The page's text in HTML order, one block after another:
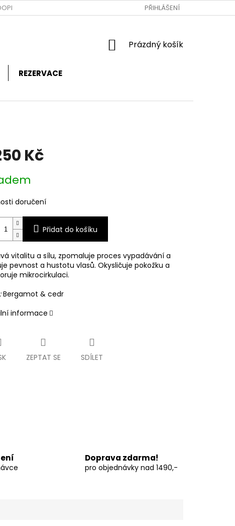
A PLATBA OBCHODNÍ PODMÍNKY
PŘIHLÁŠENÍ
NÁKUPNÍ
Prázdný košík
REZERVACE
Kč
doručení
Přidat do košíku
vitalitu a sílu, zpomaluje proces vypadávání a
pevnost a hustotu vlasů. Okysličuje pokožku a
mikrocirkulaci.
Bergamot & cedr
informace
ZEPTAT SE SDÍLET
Doprava zdarma!
pro objednávky nad 1490,-